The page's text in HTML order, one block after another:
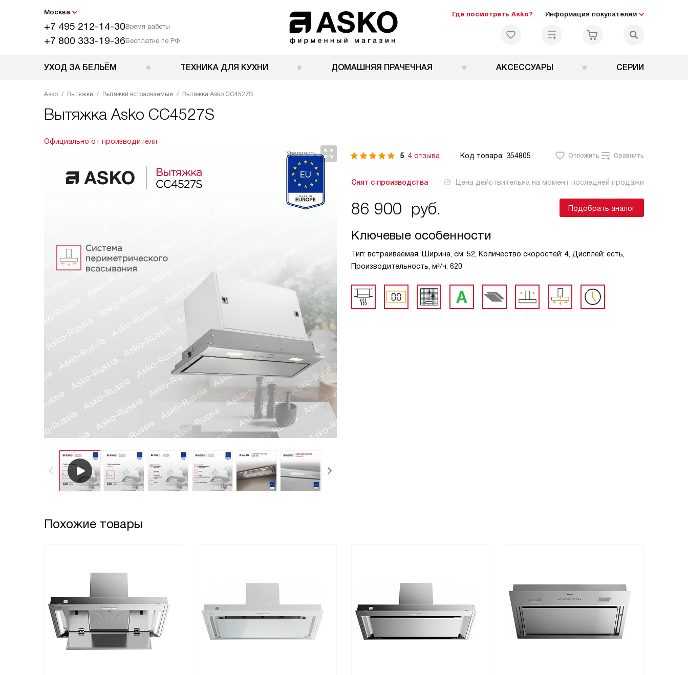
Москва
+7 495 212-14-30Время работы
+7 800 333-19-36Бесплатно по РФ
Где посмотреть Asko? Информация покупателям
УХОД ЗА БЕЛЬЁМ ТЕХНИКА ДЛЯ КУХНИ ДОМАШНЯЯ ПРАЧЕЧНАЯ АКСЕССУАРЫ СЕРИИ
Asko Вытяжки Вытяжки встраиваемые Вытяжка Asko CC4527S
Вытяжка Asko CC4527S
Официально от производителя
5 4 отзыва Код товара: 354805 Отложить Сравнить
Снят с производства Цена действительна на момент последней продажи
86 900 руб. Подобрать аналог
Ключевые особенности
Тип: встраиваемая, Ширина, см: 52, Количество скоростей: 4, Дисплей: есть,
Производительность, м³/ч: 620
Похожие товары